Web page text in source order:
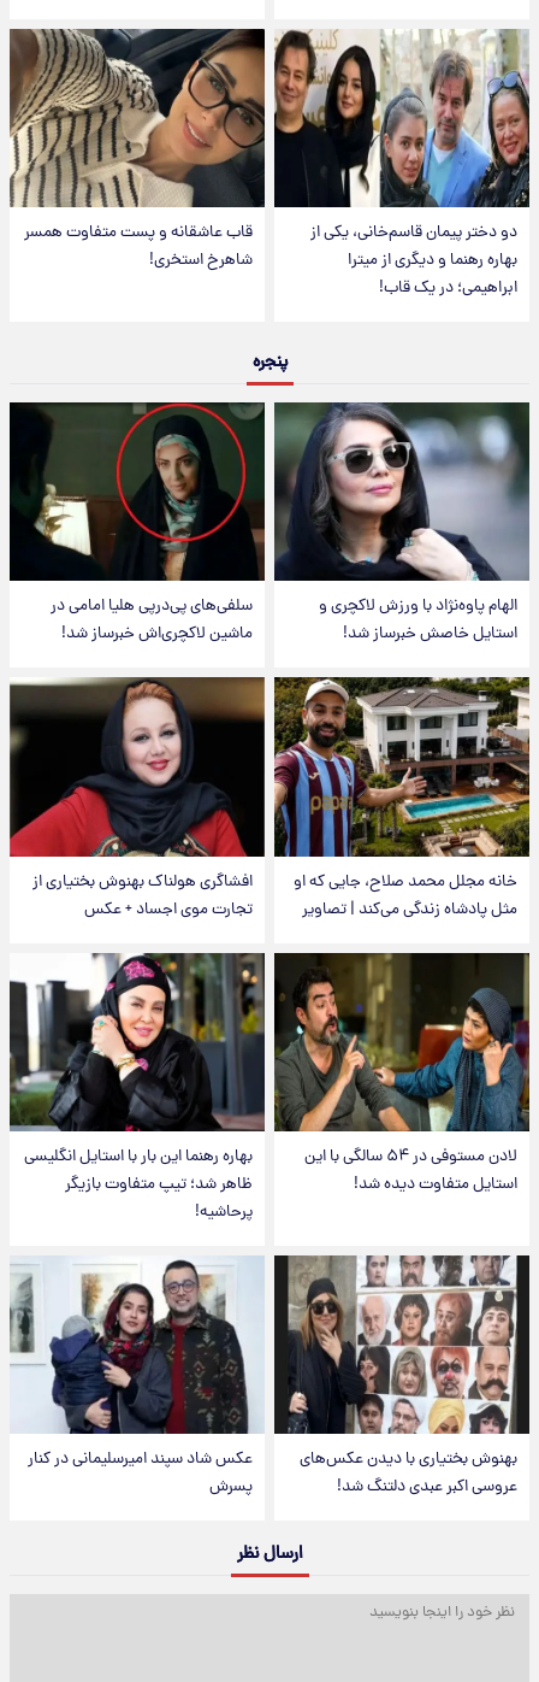
دو دختر پیمان قاسم‌خانی، یکی از
بهاره رهنما و دیگری از میترا
ابراهیمی؛ در یک قاب!
قاب عاشقانه و پست متفاوت همسر
شاهرخ استخری!
پنجره
الهام پاوه‌نژاد با ورزش لاکچری و
استایل خاصش خبرساز شد!
سلفی‌های پی‌درپی هلیا امامی در
ماشین لاکچری‌اش خبرساز شد!
خانه مجلل محمد صلاح، جایی که او
مثل پادشاه زندگی می‌کند | تصاویر
افشاگری هولناک بهنوش بختیاری از
تجارت موی اجساد + عکس
لادن مستوفی در ۵۴ سالگی با این
استایل متفاوت دیده شد!
بهاره رهنما این بار با استایل انگلیسی
ظاهر شد؛ تیپ متفاوت بازیگر
پرحاشیه!
بهنوش بختیاری با دیدن عکس‌های
عروسی اکبر عبدی دلتنگ شد!
عکس شاد سپند امیرسلیمانی در کنار
پسرش
ارسال نظر